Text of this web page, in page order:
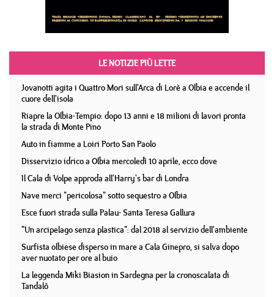
LE NOTIZIE PIÙ LETTE
Jovanotti agita i Quattro Mori sull'Arca di Lorè a Olbia e accende il
cuore dell'isola
Riapre la Olbia-Tempio: dopo 13 anni e 18 milioni di lavori pronta
la strada di Monte Pino
Auto in fiamme a Loiri Porto San Paolo
Disservizio idrico a Olbia mercoledì 10 aprile, ecco dove
Il Cala di Volpe approda all'Harry's bar di Londra
Nave merci "pericolosa" sotto sequestro a Olbia
Esce fuori strada sulla Palau- Santa Teresa Gallura
"Un arcipelago senza plastica": dal 2018 al servizio dell'ambiente
Surfista olbiese disperso in mare a Cala Ginepro, si salva dopo
aver nuotato per ore al buio
La leggenda Miki Biasion in Sardegna per la cronoscalata di
Tandalò